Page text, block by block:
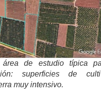
de estudio típica
superficies de
muy intensivo.